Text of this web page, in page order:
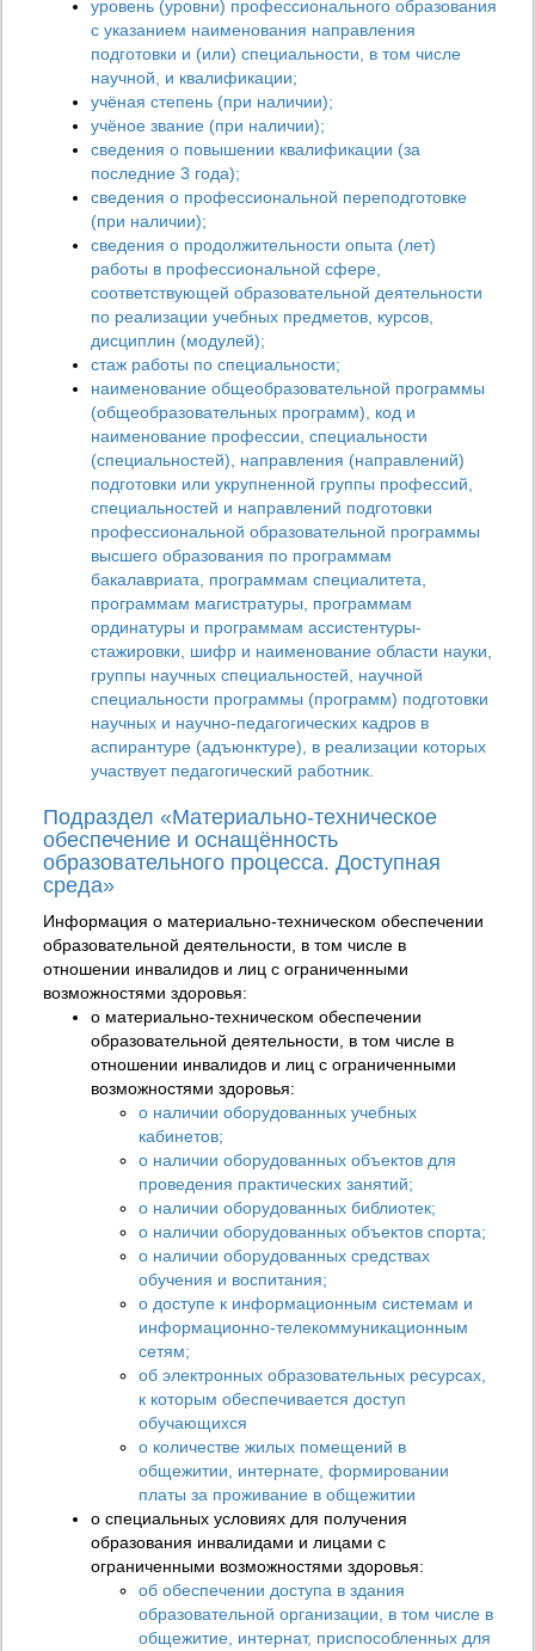
уровень (уровни) профессионального образования
с указанием наименования направления
подготовки и (или) специальности, в том числе
научной, и квалификации;
учёная степень (при наличии);
учёное звание (при наличии);
сведения о повышении квалификации (за
последние 3 года);
сведения о профессиональной переподготовке
(при наличии);
сведения о продолжительности опыта (лет)
работы в профессиональной сфере,
соответствующей образовательной деятельности
по реализации учебных предметов, курсов,
дисциплин (модулей);
стаж работы по специальности;
наименование общеобразовательной программы
(общеобразовательных программ), код и
наименование профессии, специальности
(специальностей), направления (направлений)
подготовки или укрупненной группы профессий,
специальностей и направлений подготовки
профессиональной образовательной программы
высшего образования по программам
бакалавриата, программам специалитета,
программам магистратуры, программам
ординатуры и программам ассистентуры-
стажировки, шифр и наименование области науки,
группы научных специальностей, научной
специальности программы (программ) подготовки
научных и научно-педагогических кадров в
аспирантуре (адъюнктуре), в реализации которых
участвует педагогический работник.
Подраздел «Материально-техническое
обеспечение и оснащённость
образовательного процесса. Доступная
среда»
Информация о материально-техническом обеспечении
образовательной деятельности, в том числе в
отношении инвалидов и лиц с ограниченными
возможностями здоровья:
о материально-техническом обеспечении
образовательной деятельности, в том числе в
отношении инвалидов и лиц с ограниченными
возможностями здоровья:
о наличии оборудованных учебных
кабинетов;
о наличии оборудованных объектов для
проведения практических занятий;
о наличии оборудованных библиотек;
о наличии оборудованных объектов спорта;
о наличии оборудованных средствах
обучения и воспитания;
о доступе к информационным системам и
информационно-телекоммуникационным
сетям;
об электронных образовательных ресурсах,
к которым обеспечивается доступ
обучающихся
о количестве жилых помещений в
общежитии, интернате, формировании
платы за проживание в общежитии
о специальных условиях для получения
образования инвалидами и лицами с
ограниченными возможностями здоровья:
об обеспечении доступа в здания
образовательной организации, в том числе в
общежитие, интернат, приспособленных для